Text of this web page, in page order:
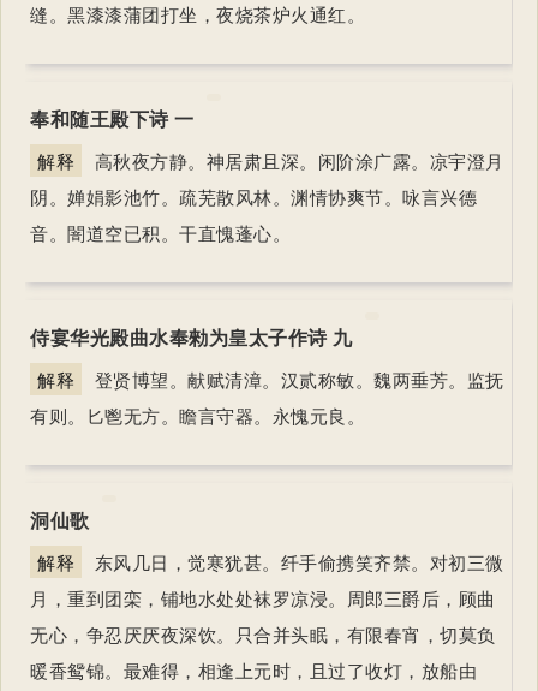
缝。黑漆漆蒲团打坐，夜烧茶炉火通红。
奉和随王殿下诗 一
解释
高秋夜方静。神居肃且深。闲阶涂广露。凉宇澄月
阴。婵娟影池竹。疏芜散风林。渊情协爽节。咏言兴德
音。闇道空已积。干直愧蓬心。
侍宴华光殿曲水奉勑为皇太子作诗 九
解释
登贤博望。献赋清漳。汉贰称敏。魏两垂芳。监抚
有则。匕鬯无方。瞻言守器。永愧元良。
洞仙歌
解释
东风几日，觉寒犹甚。纤手偷携笑齐禁。对初三微
月，重到团栾，铺地水处处袜罗凉浸。周郎三爵后，顾曲
无心，争忍厌厌夜深饮。只合并头眠，有限春宵，切莫负
暖香鸳锦。最难得，相逢上元时，且过了收灯，放船由